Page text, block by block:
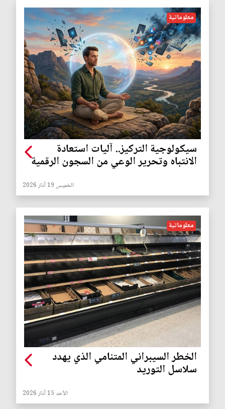
معلوماتية
سيكولوجية التركيز.. آليات استعادة
الانتباه وتحرير الوعي من السجون الرقمية
الخميس 19 آذار 2026
معلوماتية
الخطر السيبراني المتنامي الذي يهدد
سلاسل التوريد
الأحد 15 آذار 2026